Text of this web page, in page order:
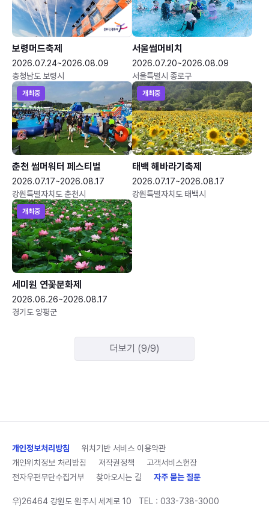
보령머드축제
2026.07.24~2026.08.09
충청남도 보령시
서울썸머비치
2026.07.20~2026.08.09
서울특별시 종로구
개최중
춘천 썸머워터 페스티벌
2026.07.17~2026.08.17
강원특별자치도 춘천시
개최중
태백 해바라기축제
2026.07.17~2026.08.17
강원특별자치도 태백시
개최중
세미원 연꽃문화제
2026.06.26~2026.08.17
경기도 양평군
더보기 (9/9)
개인정보처리방침
위치기반 서비스 이용약관
개인위치정보 처리방침
저작권정책
고객서비스헌장
전자우편무단수집거부
찾아오시는 길 자주 묻는 질문
우)26464 강원도 원주시 세계로 10 TEL : 033-738-3000